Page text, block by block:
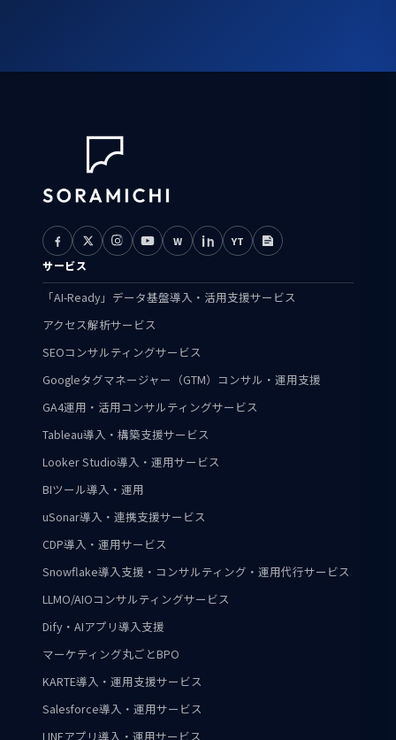
W YT
サービス
「AI-Ready」データ基盤導入・活用支援サービス
アクセス解析サービス
SEOコンサルティングサービス
Googleタグマネージャー（GTM）コンサル・運用支援
GA4運用・活用コンサルティングサービス
Tableau導入・構築支援サービス
Looker Studio導入・運用サービス
BIツール導入・運用
uSonar導入・連携支援サービス
CDP導入・運用サービス
Snowflake導入支援・コンサルティング・運用代行サービス
LLMO/AIOコンサルティングサービス
Dify・AIアプリ導入支援
マーケティング丸ごとBPO
KARTE導入・運用支援サービス
Salesforce導入・運用サービス
LINEアプリ導入・運用サービス